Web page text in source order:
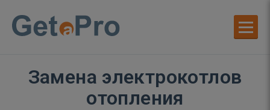
Замена электрокотлов
отопления